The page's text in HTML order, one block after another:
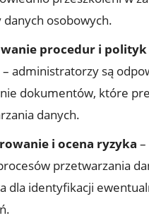
danych osobowych.
procedur i
– administratorzy są
dokumentów, które
danych.
i ocena ryzyka
przetwarzania
dla identyfikacji